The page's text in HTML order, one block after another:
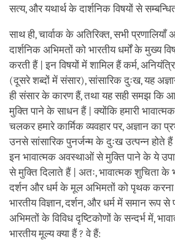
सत्य, और यथार्थ के दार्शनिक विषयों से
साथ ही, चार्वाक के अतिरिक्त, सभी
दार्शनिक अभिमतों को भारतीय धर्मों के मुख्य
करती हैं | इन विषयों में शामिल हैं कर्म,
(दूसरे शब्दों में संसार), सांसारिक दुःख, यह
ही संसार के कारण हैं, तथा यह सही समझ कि
मुक्ति पाने के साधन हैं | क्योंकि हमारी
चलकर हमारे कार्मिक व्यवहार पर, अज्ञान का
उनसे सांसारिक पुनर्जन्म के दुःख उत्पन्न होते हैं
इन भावात्मक अवस्थाओं से मुक्ति पाने के ये
से मुक्ति दिलाते हैं | अतः, भावात्मक शुचिता के
दर्शन और धर्म के मूल अभिमतों को पृथक करना
भारतीय विज्ञान, दर्शन, और धर्म में समान रूप
अभिमतों के विविध दृष्टिकोणों के सन्दर्भ में,
भारतीय मूल्य क्या हैं ? वे हैं: